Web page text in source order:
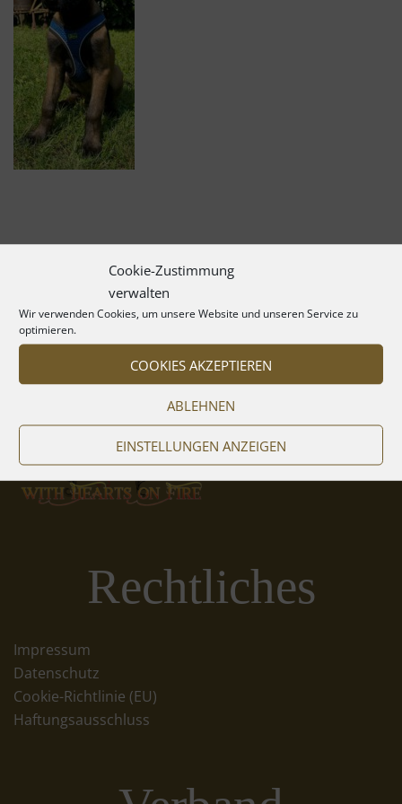
Cookie-Zustimmung
verwalten
Wir verwenden Cookies, um unsere Website und unseren Service zu
optimieren.
COOKIES AKZEPTIEREN
ABLEHNEN
EINSTELLUNGEN ANZEIGEN
Rechtliches
Impressum
Datenschutz
Cookie-Richtlinie (EU)
Haftungsausschluss